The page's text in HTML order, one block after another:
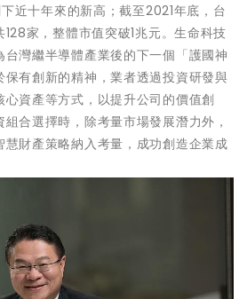
近十年來的新高；截至2021年底，台
家，整體市值突破1兆元。生命科技
台灣繼半導體產業後的下一個「護國神
保有創新的精神，業者透過投資研發與
資產等方式，以提升公司的價值創
合選擇時，除考量市場發展潛力外，
慧財產策略納入考量，成功創造企業成